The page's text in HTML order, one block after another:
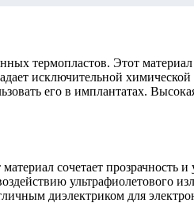
термопластов. Этот
исключительной
его в имплантатах.
сочетает прозрачность
ультрафиолетового
диэлектриком для